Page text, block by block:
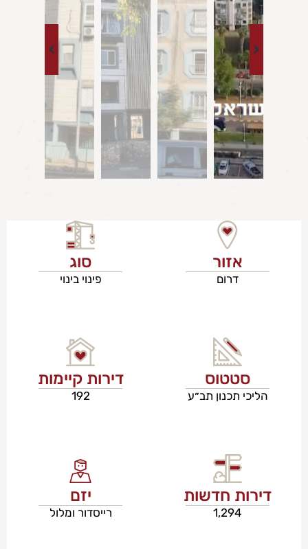
אזור
דרום
סוג
פינוי בינוי
סטטוס
הליכי תכנון תב״ע
דירות קיימות
192
דירות חדשות
1,294
יזם
רייסדור ומלול